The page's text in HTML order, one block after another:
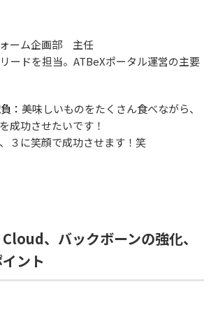
ーム企画部 主任
ードを担当。ATBeXポータル運営の主要
： 美味しいものをたくさん食べながら、
成功させたいです！
３に笑顔で成功させます！笑
、バックボーンの強化、
ント